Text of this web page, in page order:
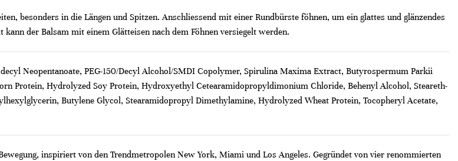
besonders in die Längen und Spitzen. Anschliessend mit einer Rundbürste föhnen, um ein glattes und glänzendes
der Balsam mit einem Glätteisen nach dem Föhnen versiegelt werden.
Neopentanoate, PEG-150/Decyl Alcohol/SMDI Copolymer, Spirulina Maxima Extract, Butyrospermum Parkii
Protein, Hydrolyzed Soy Protein, Hydroxyethyl Cetearamidopropyldimonium Chloride, Behenyl Alcohol, Steareth-
Butylene Glycol, Stearamidopropyl Dimethylamine, Hydrolyzed Wheat Protein, Tocopheryl Acetate,
inspiriert von den Trendmetropolen New York, Miami und Los Angeles. Gegründet von vier renommierten